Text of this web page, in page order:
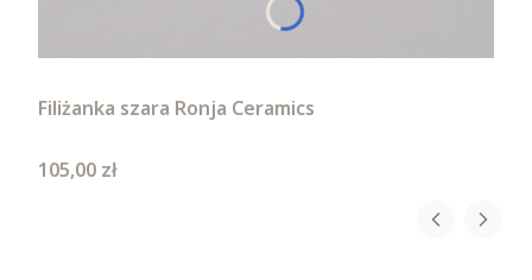
Filiżanka szara Ronja Ceramics
Cena
105,00 zł